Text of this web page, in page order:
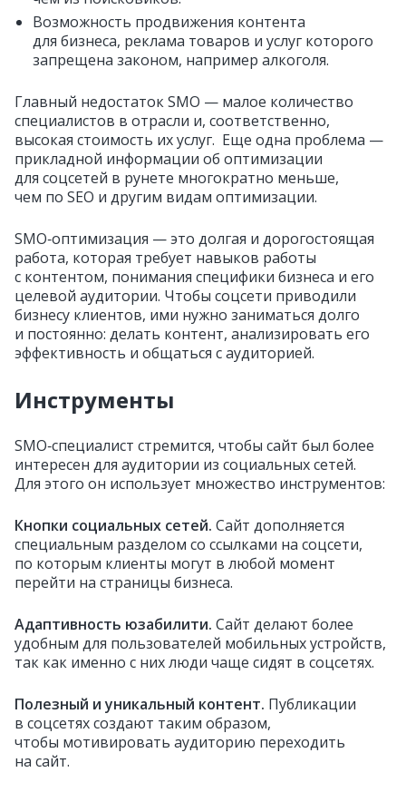
Возможность продвижения контента
для бизнеса, реклама товаров и услуг которого
запрещена законом, например алкоголя.
Главный недостаток SMO — малое количество
специалистов в отрасли и, соответственно,
высокая стоимость их услуг. Еще одна проблема —
прикладной информации об оптимизации
для соцсетей в рунете многократно меньше,
чем по SEO и другим видам оптимизации.
SMO‑оптимизация — это долгая и дорогостоящая
работа, которая требует навыков работы
с контентом, понимания специфики бизнеса и его
целевой аудитории. Чтобы соцсети приводили
бизнесу клиентов, ими нужно заниматься долго
и постоянно: делать контент, анализировать его
эффективность и общаться с аудиторией.
Инструменты
SMO‑специалист стремится, чтобы сайт был более
интересен для аудитории из социальных сетей.
Для этого он использует множество инструментов:
Кнопки социальных сетей. Сайт дополняется
специальным разделом со ссылками на соцсети,
по которым клиенты могут в любой момент
перейти на страницы бизнеса.
Адаптивность юзабилити. Сайт делают более
удобным для пользователей мобильных устройств,
так как именно с них люди чаще сидят в соцсетях.
Полезный и уникальный контент. Публикации
в соцсетях создают таким образом,
чтобы мотивировать аудиторию переходить
на сайт.